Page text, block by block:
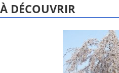
À DÉCOUVRIR